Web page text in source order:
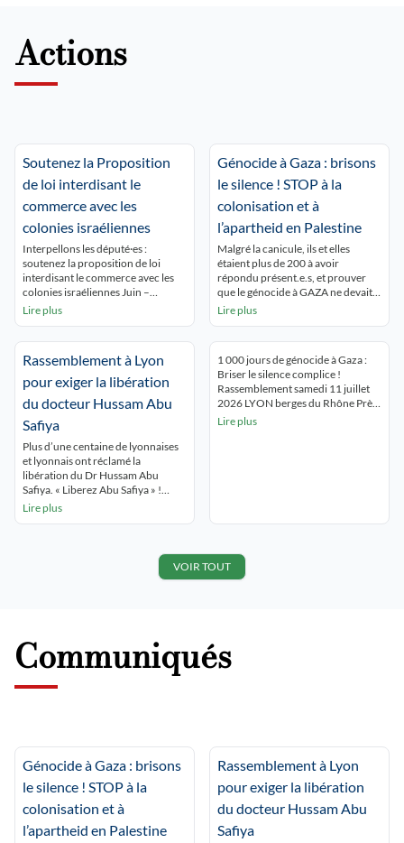
Actions
Soutenez la Proposition
de loi interdisant le
commerce avec les
colonies israéliennes
Interpellons les député·es :
soutenez la proposition de loi
interdisant le commerce avec les
colonies israéliennes Juin –
Décembre 2026 5 048
économique avec les colonies
israéliennes illégales Une
proposition de loi va être déposée
à l’Assemblée nationale pour
interdire le commerce […]
Lire plus
Génocide à Gaza : brisons
le silence ! STOP à la
colonisation et à
l’apartheid en Palestine
Malgré la canicule, ils et elles
étaient plus de 200 à avoir
répondu présent.e.s, et prouver
que le génocide à GAZA ne devait
pas être oublié ! Ils et elles
Enfin, ils se sont montré solidaires
des militants réprimés pour leur
soutien au peuple […]
Lire plus
Rassemblement à Lyon
pour exiger la libération
du docteur Hussam Abu
Safiya
Plus d’une centaine de lyonnaises
et lyonnais ont réclamé la
libération du Dr Hussam Abu
Safiya. « Liberez Abu Safiya » !
« Gaza Gaza Lyon est avec toi » ! Le
d’honneur. Les intervenants, dont
une soignante ont réclamé […]
Lire plus
1 000 jours de génocide à Gaza :
Briser le silence complice !
Rassemblement samedi 11 juillet
2026 LYON berges du Rhône Près
de 500 lyonnais.es ont tenu à
Lire plus
VOIR TOUT
Communiqués
Génocide à Gaza : brisons
le silence ! STOP à la
colonisation et à
l’apartheid en Palestine
Rassemblement à Lyon
pour exiger la libération
du docteur Hussam Abu
Safiya